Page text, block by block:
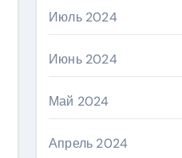
Июль 2024
Июнь 2024
Май 2024
Апрель 2024